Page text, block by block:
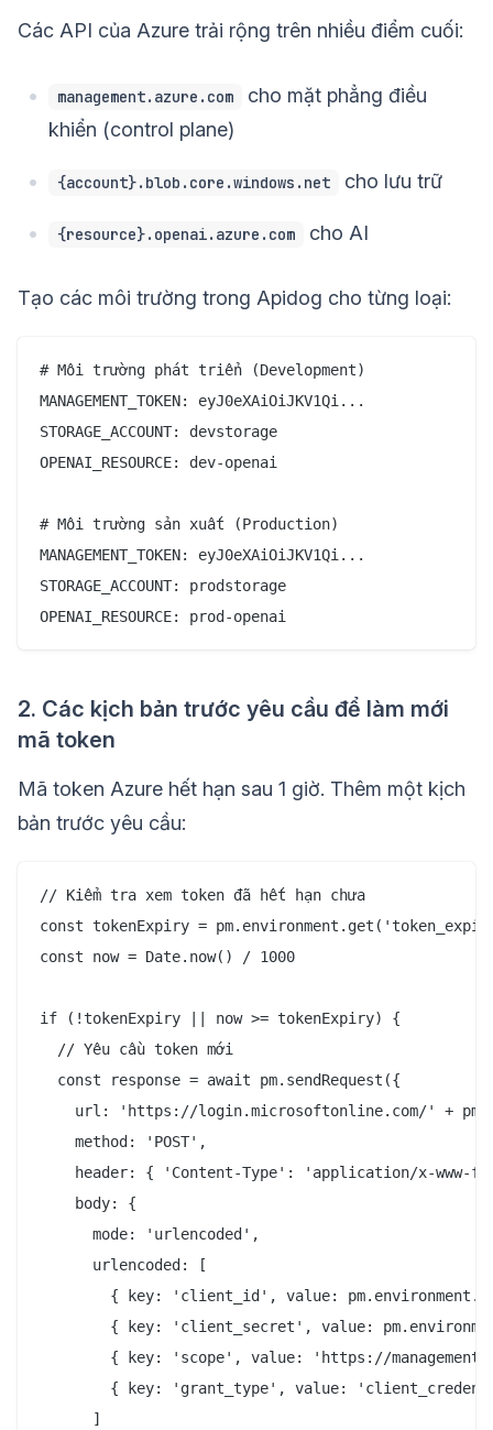
Các API của Azure trải rộng trên nhiều điểm cuối:
management.azure.com
cho mặt phẳng điều
khiển (control plane)
{account}.blob.core.windows.net cho lưu trữ
{resource}.openai.azure.com cho AI
Tạo các môi trường trong Apidog cho từng loại:
# Môi trường phát triển (Development)
MANAGEMENT_TOKEN: eyJ0eXAiOiJKV1Qi...
STORAGE_ACCOUNT: devstorage
OPENAI_RESOURCE: dev-openai
# Môi trường sản xuất (Production)
MANAGEMENT_TOKEN: eyJ0eXAiOiJKV1Qi...
STORAGE_ACCOUNT: prodstorage
2. Các kịch bản trước yêu cầu để làm mới
mã token
Mã token Azure hết hạn sau 1 giờ. Thêm một kịch
bản trước yêu cầu:
// Kiểm tra xem token đã hết hạn chưa
const tokenExpiry =
const now = Date.now() / 1000
if (!tokenExpiry || now >= tokenExpiry) {
  // Yêu cầu token mới
  const response = await pm.sendRequest({
url: 'https://login.microsoftonline.com/' +
    method: 'POST',
header: { 'Content-Type': 'application/x-www-
    body: {
      mode: 'urlencoded',
      urlencoded: [
{ key: 'client_id', value:
{ key: 'client_secret', value:
{ key: 'scope', value: 'https://
{ key: 'grant_type', value:
      ]